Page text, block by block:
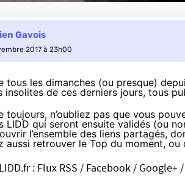
Gavois
2017 à 23h00
tous les dimanches (ou presque)
insolites de ces derniers jours, tous
toujours, n’oubliez pas que vous
LIDD qui seront ensuite validés (ou
l’ensemble des liens partagés,
aussi retrouver le Top du moment,
LIDD.fr: Flux RSS / Facebook / Google+